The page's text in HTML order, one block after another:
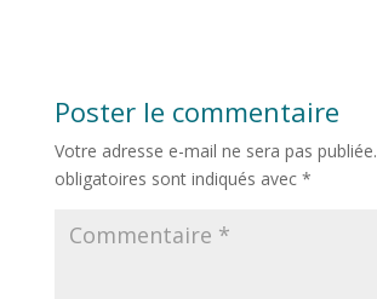
Poster le commentaire
Votre adresse e-mail ne sera pas publiée.
obligatoires sont indiqués avec *